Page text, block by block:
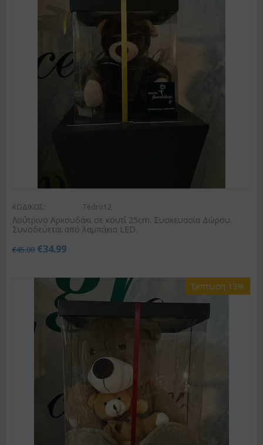
ΚΩΔΙΚΟΣ: Tedro12
Λούτρινο Αρκουδάκι σε κουτί 25cm. Συσκευασία Δώρου.
Συνοδεύεται από λαμπάκια LED.
€45.00 €34.99
Έκπτωση 13%